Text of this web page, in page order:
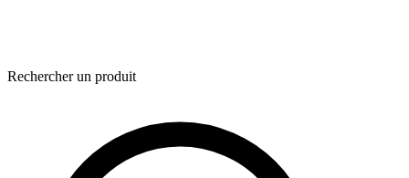
Rechercher un produit